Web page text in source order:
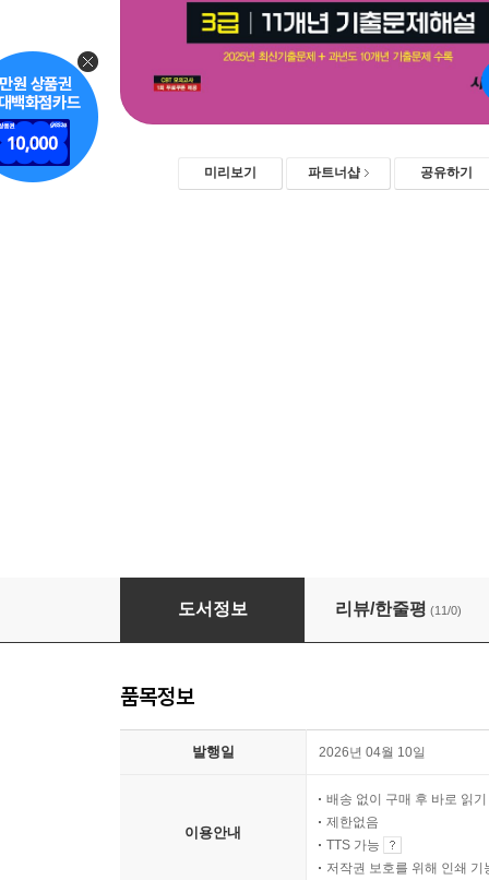
미리보기 파트너샵 공유하기
2026 시대에듀 유통관리사 3급 11개년 기출문
도서정보 리뷰/한줄평 (11/0)
품목정보
발행일 2026년 04월 10일
이용안내
배송 없이 구매 후 바로 읽기
제한없음
TTS 가능
저작권 보호를 위해 인쇄 기